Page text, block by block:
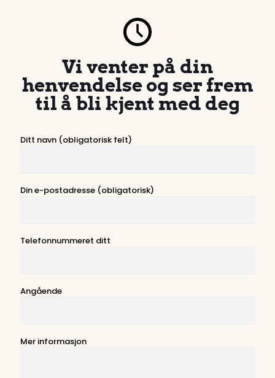
Vi venter på din
henvendelse og ser frem
til å bli kjent med deg
Ditt navn (obligatorisk felt)
Din e-postadresse (obligatorisk)
Telefonnummeret ditt
Angående
Mer informasjon